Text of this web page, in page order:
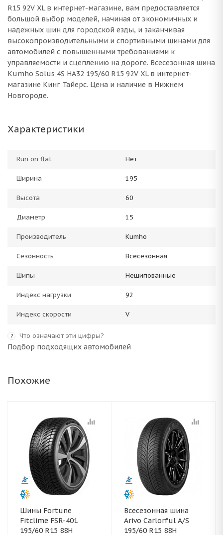
R15 92V XL в интернет-магазине, вам предоставляется
большой выбор моделей, начиная от экономичных и
надежных шин для городской езды, и заканчивая
высокопроизводительными и спортивными шинами для
автомобилей с повышенными требованиями к
управляемости и сцеплению на дороге. Всесезонная шина
Kumho Solus 4S HA32 195/60 R15 92V XL в интернет-
магазине Кинг Тайерс. Цена и наличие в Нижнем
Новгороде.
Характеристики
Run on flat Нет
Ширина 195
Высота 60
Диаметр 15
Производитель Kumho
Сезонность Всесезонная
Шипы Нешипованные
Индекс нагрузки 92
Индекс скорости V
? Что означают эти цифры?
Подбор подходящих автомобилей
Похожие
Шины Fortune
Fitclime FSR-401
195/60 R15 88H
Всесезонная шина
Arivo Carlorful A/S
195/60 R15 88H